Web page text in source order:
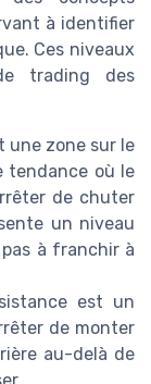
à identifier
Ces niveaux
trading des
une zone sur le
tendance où le
de chuter
un niveau
à franchir à
est un
de monter
au-delà de